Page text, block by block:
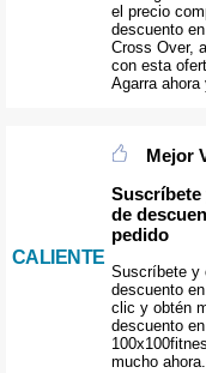
el precio
descuento
Cross Over,
con esta
Agarra ahora
CALIENTE
Mejor
Suscríbete
de
pedido
Suscríbete y
descuento
clic y obtén
descuento
mucho ahora.